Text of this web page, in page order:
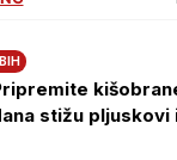
stižu pljuskovi